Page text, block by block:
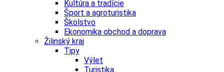
Kultúra a tradície
Šport a agroturistika
Školstvo
Ekonomika obchod a doprava
Žilinský kraj
Tipy
Výlet
Turistika